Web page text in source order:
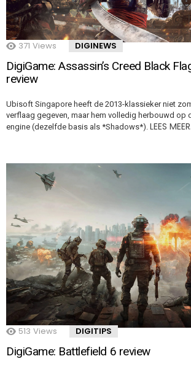
371 Views DIGINEWS
DigiGame: Assassin’s Creed Black
review
Ubisoft Singapore heeft de 2013-klassieker niet
verflaag gegeven, maar hem volledig herbouwd op
engine (dezelfde basis als *Shadows*). LEES
513 Views DIGITIPS
DigiGame: Battlefield 6 review